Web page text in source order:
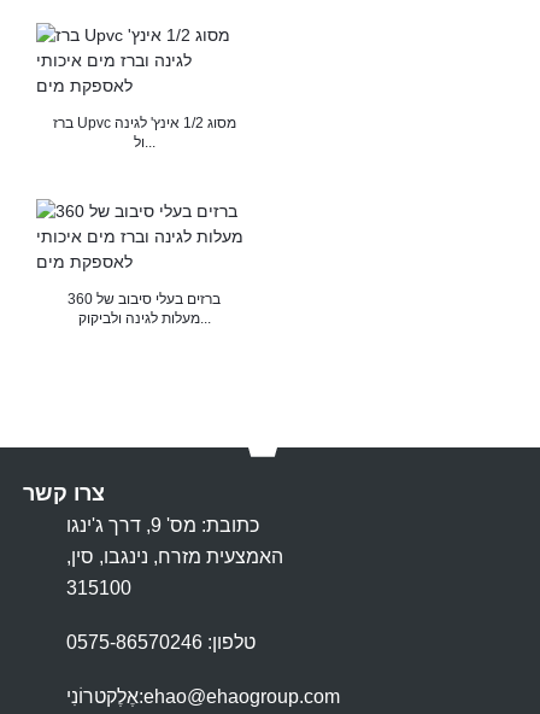
ברז Upvc מסוג 1/2 אינץ' לגינה
ול...
ברזים בעלי סיבוב של 360
מעלות לגינה ולביקוק...
צרו קשר
כתובת: מס' 9, דרך ג'ינגו
האמצעית מזרח, נינגבו, סין,
315100
טלפון: 0575-86570246
אֶלֶקטרוֹנִי:ehao@ehaogroup.com